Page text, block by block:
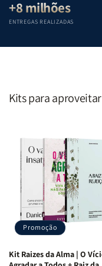
+8 milhões
ENTREGAS REALIZADAS
Kits para
Promoção
Kit Raizes da Alma | O